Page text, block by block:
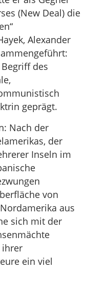
(New Deal) die
Alexander
des
geprägt.
Nach der
der
Inseln im
von
aus
sich mit der
ihrer
ein viel